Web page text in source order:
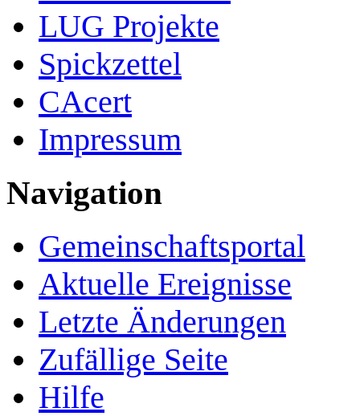
LUG Projekte
Spickzettel
CAcert
Impressum
Navigation
Gemeinschafts­portal
Aktuelle Ereignisse
Letzte Änderungen
Zufällige Seite
Hilfe